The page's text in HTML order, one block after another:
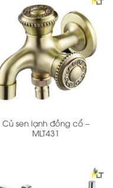
Củ sen lạnh đồng cổ –
MLT431